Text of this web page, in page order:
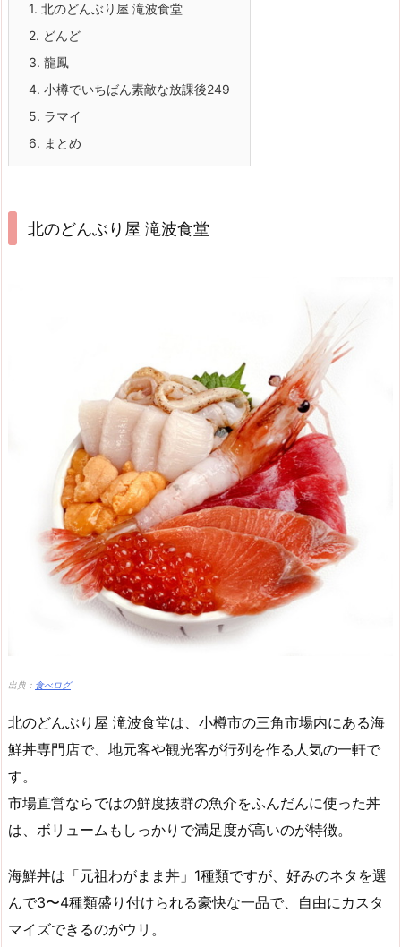
1. 北のどんぶり屋 滝波食堂
2. どんど
3. 龍鳳
4. 小樽でいちばん素敵な放課後249
5. ラマイ
6. まとめ
北のどんぶり屋 滝波食堂
出典： 食べログ
北のどんぶり屋 滝波食堂は、小樽市の三角市場内にある海
鮮丼専門店で、地元客や観光客が行列を作る人気の一軒で
す。
市場直営ならではの鮮度抜群の魚介をふんだんに使った丼
は、ボリュームもしっかりで満足度が高いのが特徴。
海鮮丼は「元祖わがまま丼」1種類ですが、好みのネタを選
んで3〜4種類盛り付けられる豪快な一品で、自由にカスタ
マイズできるのがウリ。